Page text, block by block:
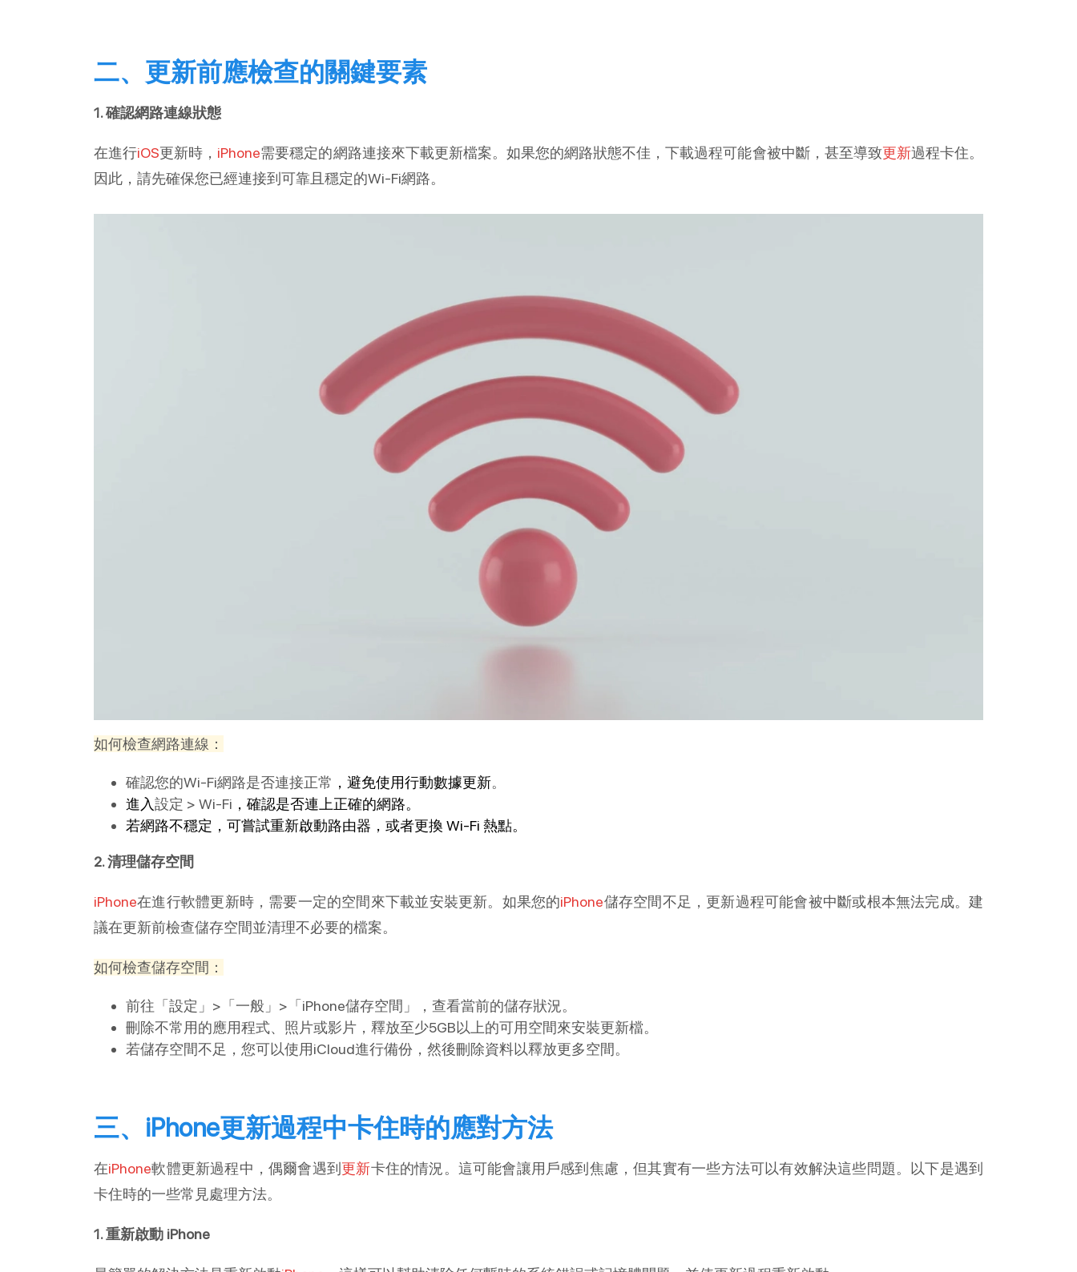
二、更新前應檢查的關鍵要素
1. 確認網路連線狀態
在進行iOS更新時， iPhone需要穩定的網路連接來下載更新檔案。如果您的網路狀態不佳，下載過程可能會被中斷，甚至導致更新過程卡住。
因此，請先確保您已經連接到可靠且穩定的Wi-Fi網路。
如何檢查網路連線：
確認您的Wi-Fi網路是否連接正常 ，避免使用行動數據更新。
進入設定 > Wi-Fi ，確認是否連上正確的網路。
若網路不穩定，可嘗試重新啟動路由器，或者更換 Wi-Fi 熱點。
2. 清理儲存空間
iPhone在進行軟體更新時，需要一定的空間來下載並安裝更新。如果您的iPhone儲存空間不足，更新過程可能會被中斷或根本無法完成。建
議在更新前檢查儲存空間並清理不必要的檔案。
如何檢查儲存空間：
前往「設定」>「一般」>「iPhone儲存空間」，查看當前的儲存狀況。
刪除不常用的應用程式、照片或影片，釋放至少5GB以上的可用空間來安裝更新檔。
若儲存空間不足，您可以使用iCloud進行備份，然後刪除資料以釋放更多空間。
三、iPhone更新過程中卡住時的應對方法
在iPhone軟體更新過程中，偶爾會遇到 更新卡住的情況。這可能會讓用戶感到焦慮，但其實有一些方法可以有效解決這些問題。以下是遇到
卡住時的一些常見處理方法。
1. 重新啟動 iPhone